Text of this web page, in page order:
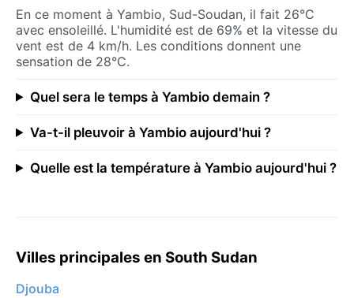
En ce moment à Yambio, Sud-Soudan, il fait 26°C
avec ensoleillé. L'humidité est de 69% et la vitesse du
vent est de 4 km/h. Les conditions donnent une
sensation de 28°C.
Quel sera le temps à Yambio demain ?
Va-t-il pleuvoir à Yambio aujourd'hui ?
Quelle est la température à Yambio aujourd'hui ?
Villes principales en South Sudan
Djouba